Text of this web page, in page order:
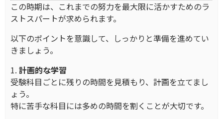
この時期は、これまでの努力を最大限に活かすためのラ
ストスパートが求められます。
以下のポイントを意識して、しっかりと準備を進めてい
きましょう。
1. 計画的な学習
受験科目ごとに残りの時間を見積もり、計画を立てまし
ょう。
特に苦手な科目には多めの時間を割くことが大切です。